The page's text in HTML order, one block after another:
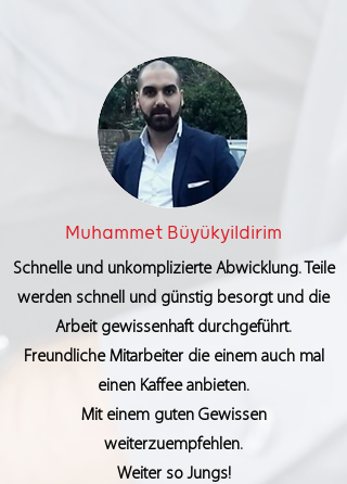
Muhammet Büyükyildirim
Schnelle und unkomplizierte Abwicklung. Teile
werden schnell und günstig besorgt und die
Arbeit gewissenhaft durchgeführt.
Freundliche Mitarbeiter die einem auch mal
einen Kaffee anbieten.
Mit einem guten Gewissen
weiterzuempfehlen.
Weiter so Jungs!